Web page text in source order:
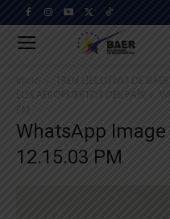
Inicio
TREN EJECUTIVO DE
LOS AEROPUERTOS DEL PAÍS
PM
WhatsApp
12.15.03 PM